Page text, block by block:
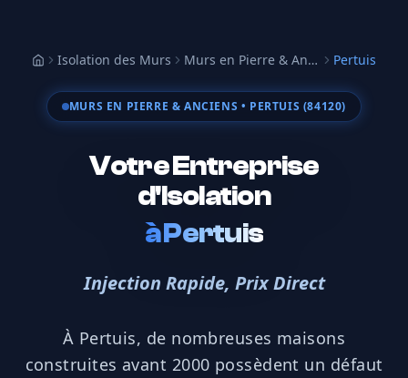
AccueilIsolation des Murs Murs en Pierre & Anciens Pertuis
MURS EN PIERRE & ANCIENS • PERTUIS (84120)
Votre Entreprise
d'Isolation
àPertuis
Injection Rapide, Prix Direct
À Pertuis, de nombreuses maisons
construites avant 2000 possèdent un défaut